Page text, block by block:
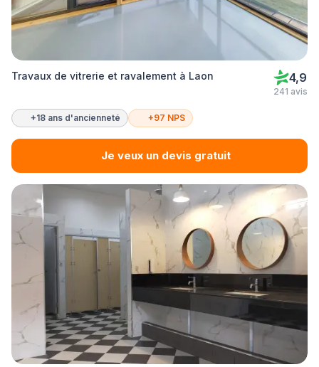
Travaux de vitrerie et ravalement à Laon 4,9
241 avis
+18 ans d'ancienneté +97 NPS
Je veux un devis gratuit